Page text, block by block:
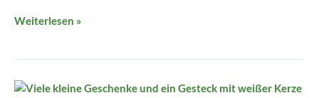
Weiterlesen »
Dankbarkeit